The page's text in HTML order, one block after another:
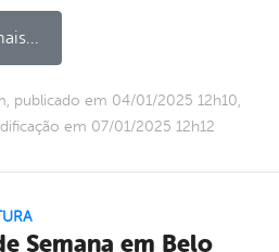
publicado em 04/01/2025 12h10,
em 07/01/2025 12h12
Semana em Belo